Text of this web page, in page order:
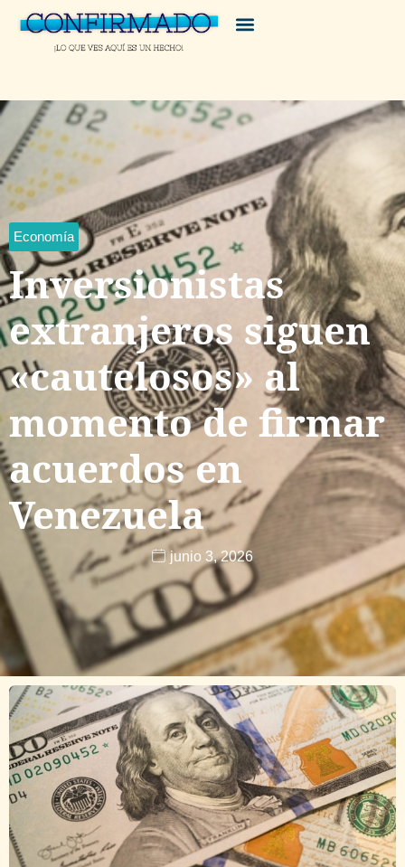
Economía
Inversionistas
extranjeros siguen
«cautelosos» al
momento de firmar
acuerdos en
Venezuela
junio 3, 2026